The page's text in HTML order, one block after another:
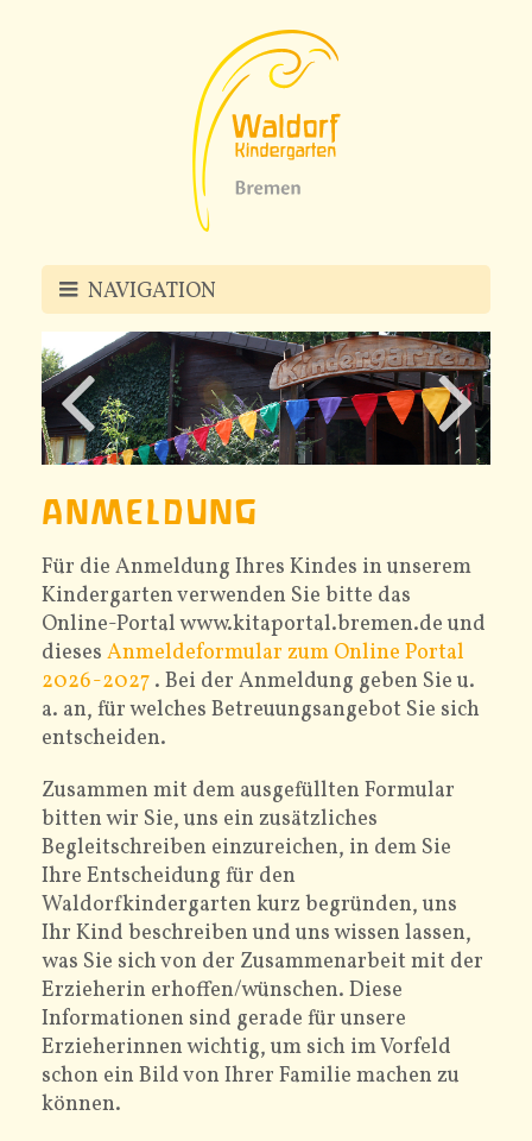
NAVIGATION
PÄDAGOGIK
KINDERGARTEN
U3-GRUPPEN
ELTERN
ANMELDUNG
Für die Anmeldung Ihres Kindes in unserem
Kindergarten verwenden Sie bitte das
Online-Portal www.kitaportal.bremen.de und
dieses Anmeldeformular zum Online Portal
2026-2027 . Bei der Anmeldung geben Sie u.
a. an, für welches Betreuungsangebot Sie sich
entscheiden.
Zusammen mit dem ausgefüllten Formular
bitten wir Sie, uns ein zusätzliches
Begleitschreiben einzureichen, in dem Sie
Ihre Entscheidung für den
Waldorfkindergarten kurz begründen, uns
Ihr Kind beschreiben und uns wissen lassen,
was Sie sich von der Zusammenarbeit mit der
Erzieherin erhoffen/wünschen. Diese
Informationen sind gerade für unsere
Erzieherinnen wichtig, um sich im Vorfeld
schon ein Bild von Ihrer Familie machen zu
können.